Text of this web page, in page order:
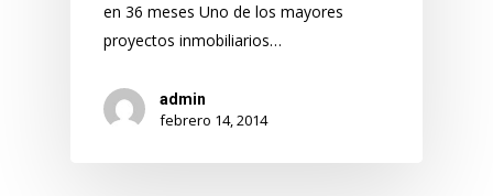
en 36 meses Uno de los mayores
proyectos inmobiliarios…
admin
febrero 14, 2014